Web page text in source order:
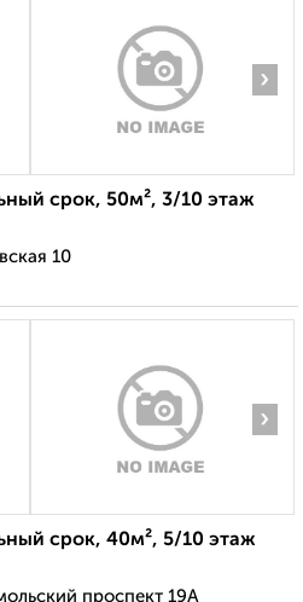
›
срок, 50м², 3/10 этаж
10
›
срок, 40м², 5/10 этаж
проспект 19А